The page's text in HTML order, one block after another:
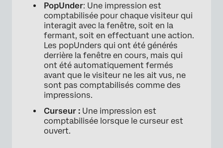
×
PopUnder: Une impression est
comptabilisée pour chaque visiteur qui
interagit avec la fenêtre, soit en la
fermant, soit en effectuant une action.
Les popUnders qui ont été générés
derrière la fenêtre en cours, mais qui
ont été automatiquement fermés
avant que le visiteur ne les ait vus, ne
sont pas comptabilisés comme des
impressions.
Curseur : Une impression est
comptabilisée lorsque le curseur est
ouvert.